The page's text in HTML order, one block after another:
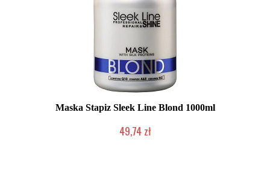
Maska Stapiz Sleek Line Blond 1000ml
49,74 zł